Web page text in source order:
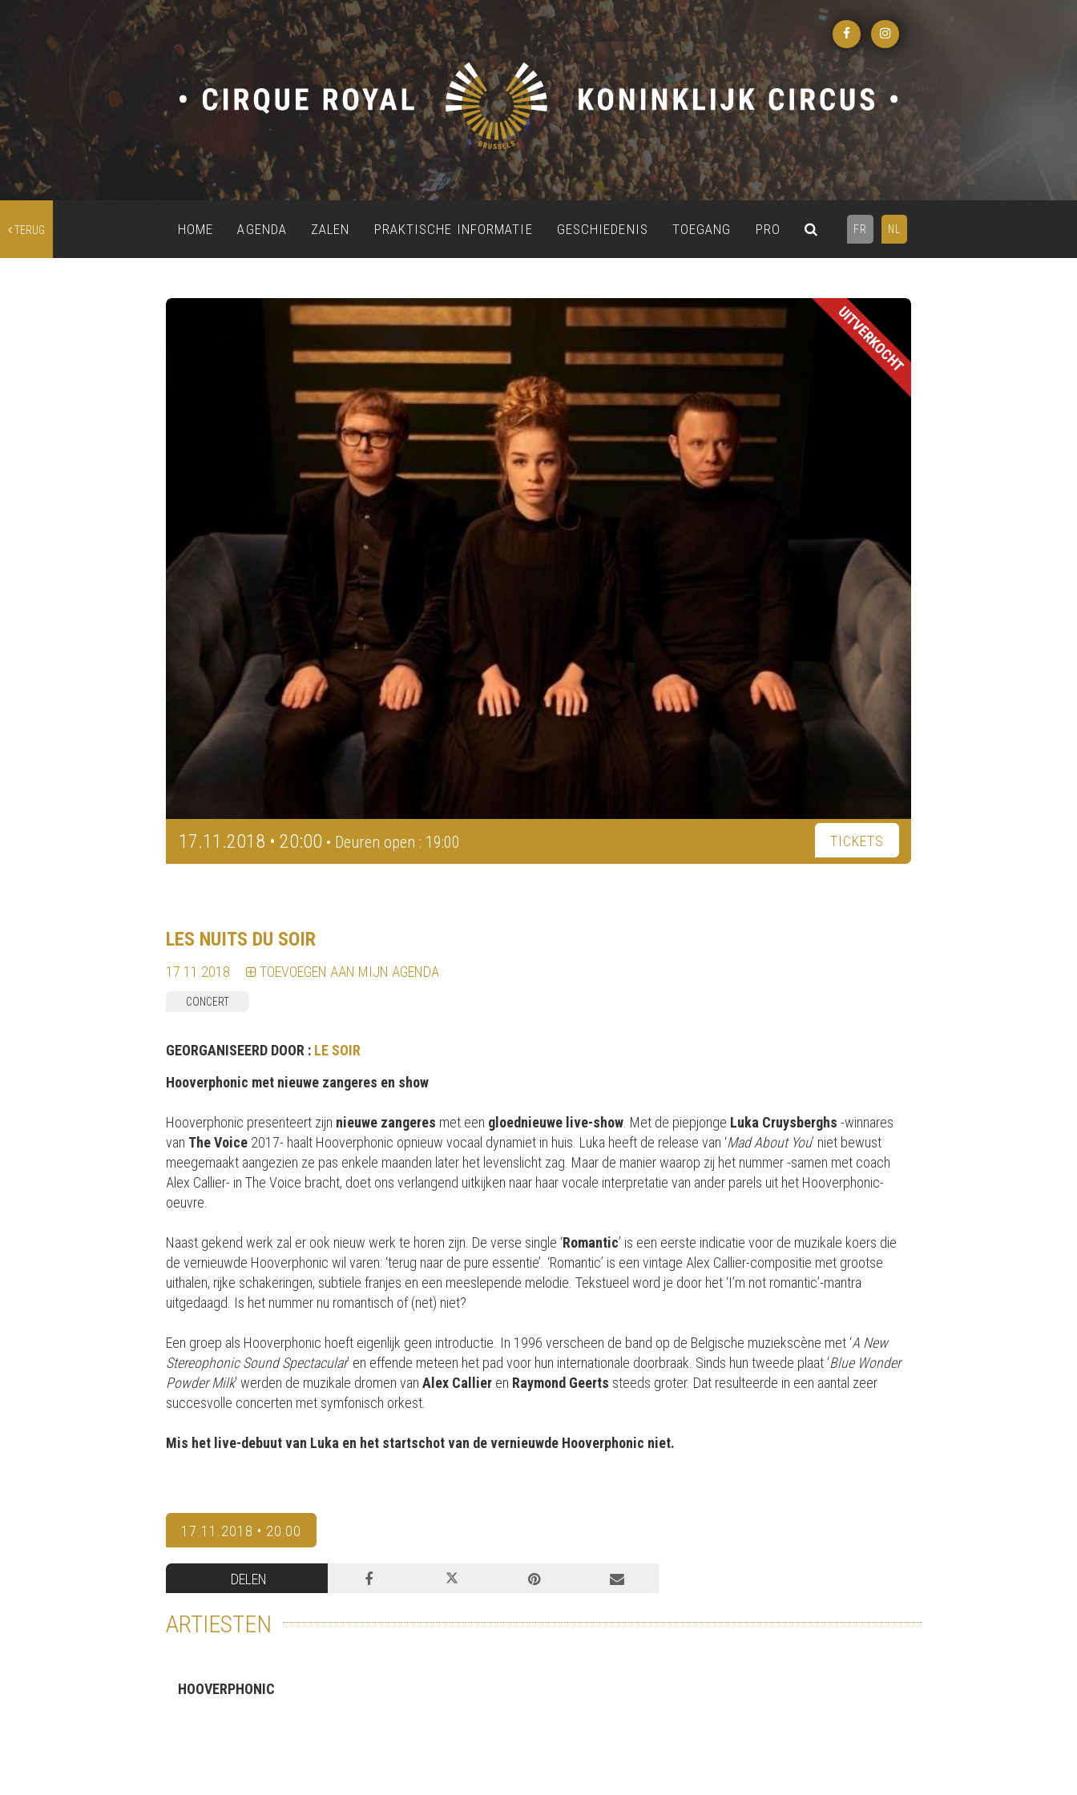
TERUG FR NL
HOME AGENDA ZALEN PRAKTISCHE INFORMATIE GESCHIEDENIS TOEGANG PRO
UITVERKOCHT
17.11.2018 • 20:00 • Deuren open : 19:00 TICKETS
LES NUITS DU SOIR
17.11.2018 TOEVOEGEN AAN MIJN AGENDA
CONCERT
GEORGANISEERD DOOR : LE SOIR
Hooverphonic met nieuwe zangeres en show
Hooverphonic presenteert zijn nieuwe zangeres met een gloednieuwe live-show. Met de piepjonge Luka Cruysberghs -winnares
van The Voice 2017- haalt Hooverphonic opnieuw vocaal dynamiet in huis. Luka heeft de release van ‘Mad About You’ niet bewust
meegemaakt aangezien ze pas enkele maanden later het levenslicht zag. Maar de manier waarop zij het nummer -samen met coach
Alex Callier- in The Voice bracht, doet ons verlangend uitkijken naar haar vocale interpretatie van ander parels uit het Hooverphonic-
oeuvre.
Naast gekend werk zal er ook nieuw werk te horen zijn. De verse single ‘Romantic’ is een eerste indicatie voor de muzikale koers die
de vernieuwde Hooverphonic wil varen: ‘terug naar de pure essentie’. ‘Romantic’ is een vintage Alex Callier-compositie met grootse
uithalen, rijke schakeringen, subtiele franjes en een meeslepende melodie. Tekstueel word je door het ‘I’m not romantic’-mantra
uitgedaagd. Is het nummer nu romantisch of (net) niet?
Een groep als Hooverphonic hoeft eigenlijk geen introductie. In 1996 verscheen de band op de Belgische muziekscène met ‘A New
Stereophonic Sound Spectacular’ en effende meteen het pad voor hun internationale doorbraak. Sinds hun tweede plaat ‘Blue Wonder
Powder Milk’ werden de muzikale dromen van Alex Callier en Raymond Geerts steeds groter. Dat resulteerde in een aantal zeer
succesvolle concerten met symfonisch orkest.
Mis het live-debuut van Luka en het startschot van de vernieuwde Hooverphonic niet.
17.11.2018 • 20:00
DELEN
ARTIESTEN
HOOVERPHONIC